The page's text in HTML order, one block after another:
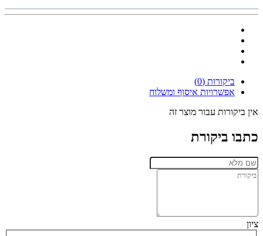
ביקורות (0)
אפשרויות איסוף ומשלוח
אין ביקורות עבור מוצר זה
כתבו ביקורת
ציון